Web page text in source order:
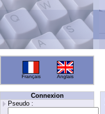
Français Anglais
Connexion
Pseudo :